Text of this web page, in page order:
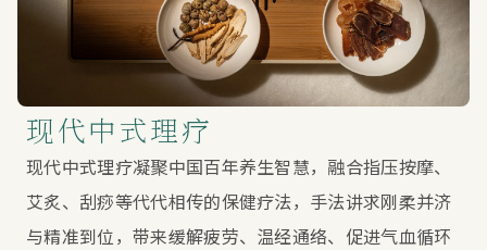
现代中式理疗
现代中式理疗凝聚中国百年养生智慧，融合指压按摩、
艾炙、刮痧等代代相传的保健疗法，手法讲求刚柔并济
与精准到位，带来缓解疲劳、温经通络、促进气血循环